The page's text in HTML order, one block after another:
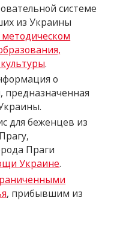
системе
из Украины
.
о
предназначенная
для беженцев из
Праги
Украине.
, прибывшим из